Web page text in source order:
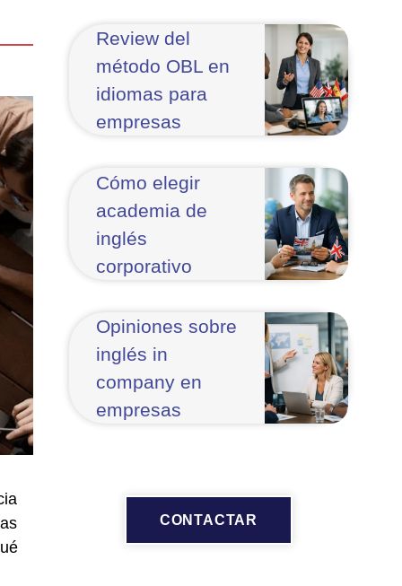
Review del
método OBL en
idiomas para
empresas
Cómo elegir
academia de
inglés
corporativo
Opiniones sobre
inglés in
company en
empresas
CONTACTAR